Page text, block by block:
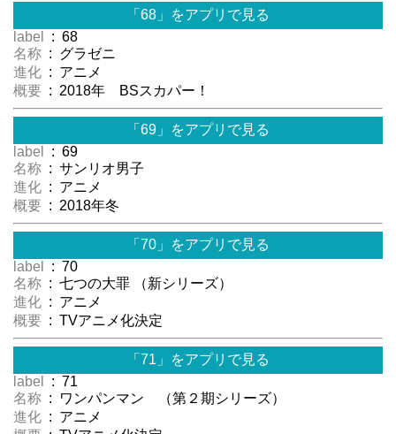
「68」をアプリで見る
label
: 68
名称 : グラゼニ
進化 : アニメ
概要 : 2018年 BSスカパー！
「69」をアプリで見る
label
: 69
名称 : サンリオ男子
進化 : アニメ
概要 : 2018年冬
「70」をアプリで見る
label
: 70
名称 : 七つの大罪 （新シリーズ）
進化 : アニメ
概要 : TVアニメ化決定
「71」をアプリで見る
label
: 71
名称 : ワンパンマン （第２期シリーズ）
進化 : アニメ